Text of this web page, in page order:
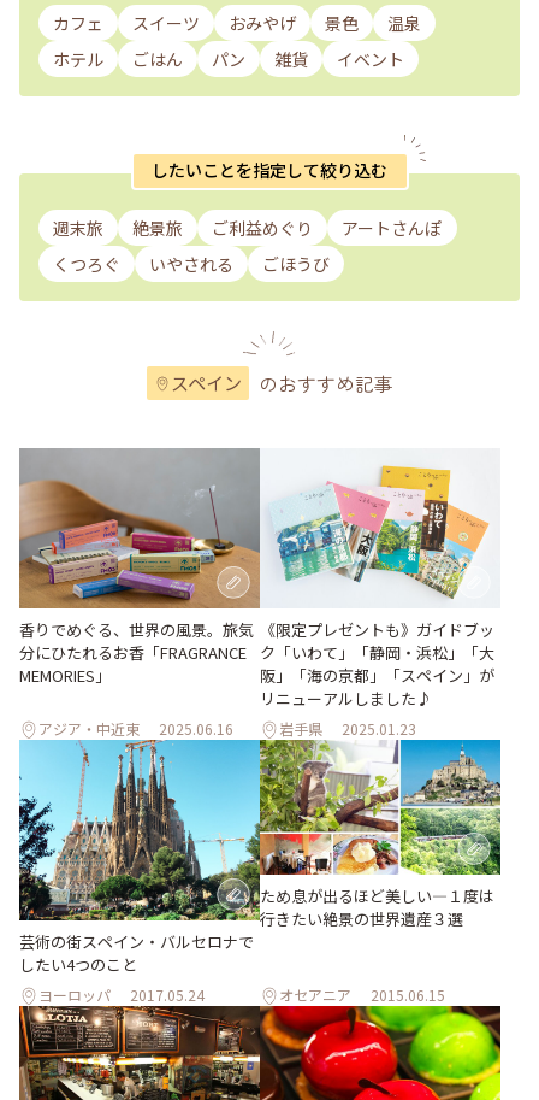
カフェ スイーツ おみやげ 景色
温泉
ホテル
ごはん パン 雑貨 イベント
したいことを指定して絞り込む
週末旅 絶景旅 ご利益めぐり
アートさんぽ
くつろぐ
いやされる ごほうび
スペイン のおすすめ記事
香りでめぐる、世界の風景。旅気
分にひたれるお香「FRAGRANCE
MEMORIES」
アジア・中近東 2025.06.16
《限定プレゼントも》ガイドブッ
ク「いわて」「静岡・浜松」「大
阪」「海の京都」「スペイン」が
リニューアルしました♪
岩手県 2025.01.23
芸術の街スペイン・バルセロナで
したい4つのこと
ヨーロッパ 2017.05.24
ため息が出るほど美しい―１度は
行きたい絶景の世界遺産３選
オセアニア 2015.06.15